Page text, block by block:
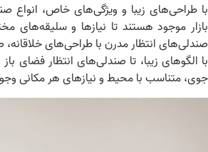
طراحی‌های زیبا و ویژگی‌های خاص، انواع
موجود هستند تا نیازها و سلیقه‌های
انتظار مدرن با طراحی‌های خلاقانه،
الگوهای زیبا، تا صندلی‌های انتظار فضای باز
متناسب با محیط و نیازهای هر مکانی وجود